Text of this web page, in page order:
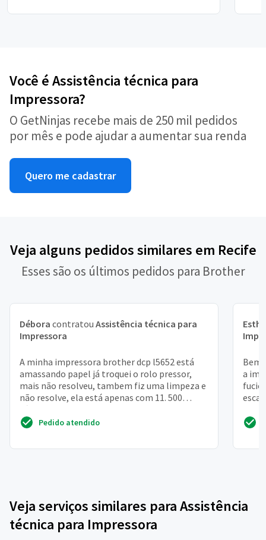
Você é Assistência técnica para
Impressora?
O GetNinjas recebe mais de 250 mil pedidos
por mês e pode ajudar a aumentar sua renda
Quero me cadastrar
Veja alguns pedidos similares em Recife
Esses são os últimos pedidos para Brother
Débora contratou Assistência técnica para
Impressora
A minha impressora brother dcp l5652 está
amassando papel já troquei o rolo pressor,
mais não resolveu, tambem fiz uma limpeza e
não resolve, ela está apenas com 11. 500
cópias, acredito ...
Pedido atendido
Bem
a
Veja serviços similares para Assistência
técnica para Impressora